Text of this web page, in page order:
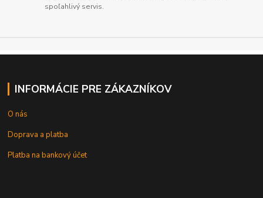
spoľahlivý servis.
INFORMÁCIE PRE ZÁKAZNÍKOV
O nás
Doprava a platba
Platba na bankový účet